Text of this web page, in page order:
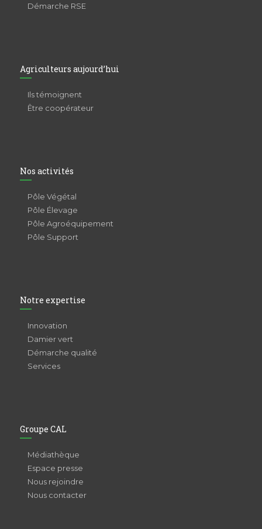
Démarche RSE
Agriculteurs aujourd’hui
Ils témoignent
Être coopérateur
Nos activités
Pôle Végétal
Pôle Élevage
Pôle Agroéquipement
Pôle Support
Notre expertise
Innovation
Damier vert
Démarche qualité
Services
Groupe CAL
Médiathèque
Espace presse
Nous rejoindre
Nous contacter